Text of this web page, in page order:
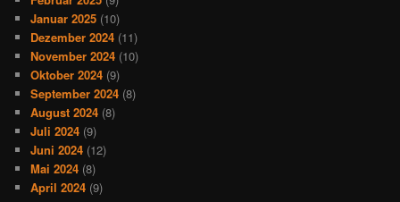
Januar 2025 (10)
Dezember 2024 (11)
November 2024 (10)
Oktober 2024 (9)
September 2024 (8)
August 2024 (8)
Juli 2024 (9)
Juni 2024 (12)
Mai 2024 (8)
April 2024 (9)